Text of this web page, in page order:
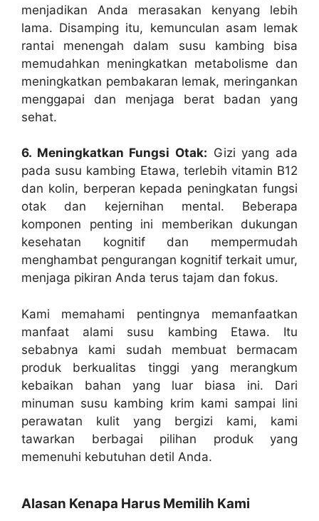
menjadikan Anda merasakan kenyang lebih
lama. Disamping itu, kemunculan asam lemak
rantai menengah dalam susu kambing bisa
memudahkan meningkatkan metabolisme dan
meningkatkan pembakaran lemak, meringankan
menggapai dan menjaga berat badan yang
sehat.
6. Meningkatkan Fungsi Otak: Gizi yang ada
pada susu kambing Etawa, terlebih vitamin B12
dan kolin, berperan kepada peningkatan fungsi
otak dan kejernihan mental. Beberapa
komponen penting ini memberikan dukungan
kesehatan kognitif dan mempermudah
menghambat pengurangan kognitif terkait umur,
menjaga pikiran Anda terus tajam dan fokus.
Kami memahami pentingnya memanfaatkan
manfaat alami susu kambing Etawa. Itu
sebabnya kami sudah membuat bermacam
produk berkualitas tinggi yang merangkum
kebaikan bahan yang luar biasa ini. Dari
minuman susu kambing krim kami sampai lini
perawatan kulit yang bergizi kami, kami
tawarkan berbagai pilihan produk yang
memenuhi kebutuhan detil Anda.
Alasan Kenapa Harus Memilih Kami